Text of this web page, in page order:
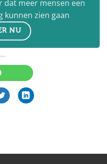
dat meer mensen een
kunnen zien gaan
NU